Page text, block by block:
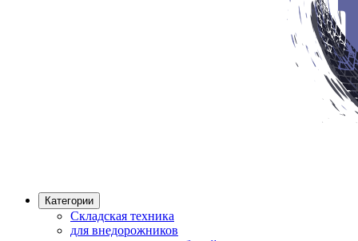
Категории
Складская техника
для внедорожников